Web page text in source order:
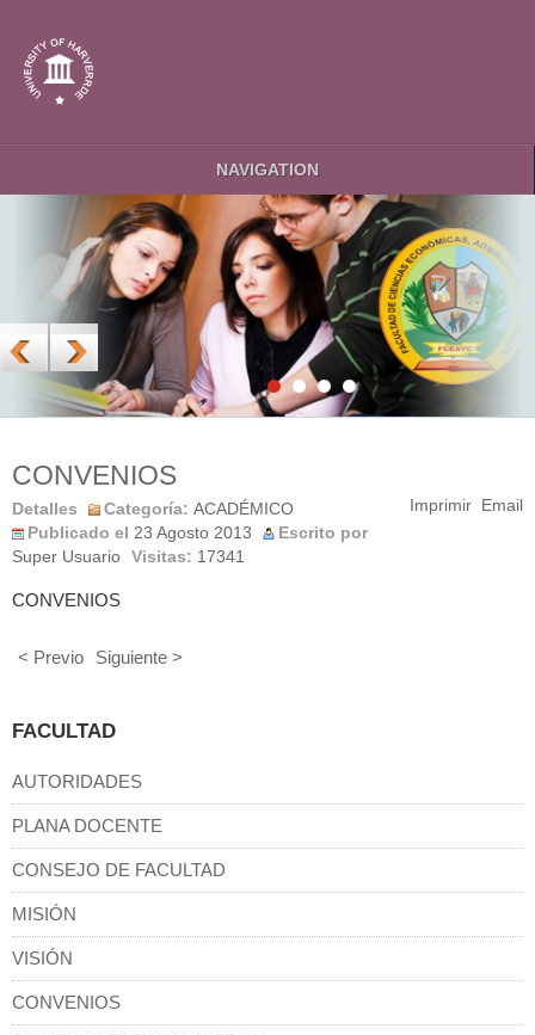
NAVIGATION
CONVENIOS
Imprimir Email
Detalles Categoría: ACADÉMICO
Publicado el 23 Agosto 2013
Escrito por
Super Usuario Visitas: 17341
CONVENIOS
< Previo Siguiente >
FACULTAD
AUTORIDADES
PLANA DOCENTE
CONSEJO DE FACULTAD
MISIÓN
VISIÓN
CONVENIOS